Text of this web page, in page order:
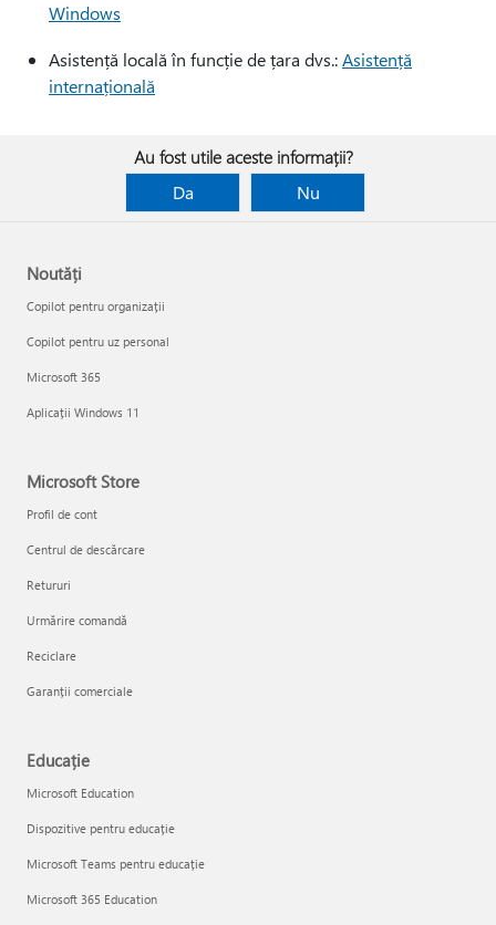
Windows
Asistență locală în funcție de țara dvs.:Asistență
internațională
Au fost utile aceste informații?
Da
Nu
Noutăți
Copilot pentru organizații
Copilot pentru uz personal
Microsoft 365
Aplicații Windows 11
Microsoft Store
Profil de cont
Centrul de descărcare
Retururi
Urmărire comandă
Reciclare
Garanții comerciale
Educație
Microsoft Education
Dispozitive pentru educație
Microsoft Teams pentru educație
Microsoft 365 Education